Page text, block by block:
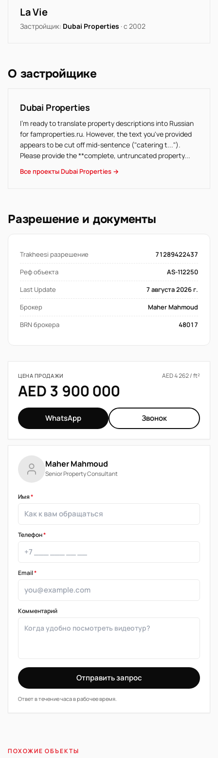
La Vie
Застройщик: Dubai Properties · с 2002
О застройщике
Dubai Properties
I'm ready to translate property descriptions into Russian
for famproperties.ru. However, the text you've provided
appears to be cut off mid-sentence ("catering t...").
Please provide the **complete, untruncated property...
Все проекты Dubai Properties →
Разрешение и документы
Trakheesi разрешение
71289422437
Реф объекта
AS-112250
Last Update
7 августа 2026 г.
Брокер
Maher Mahmoud
BRN брокера
48017
ЦЕНА ПРОДАЖИ AED 4 262 / ft²
AED 3 900 000
WhatsApp Звонок
Maher Mahmoud
Senior Property Consultant
Имя*
Телефон*
Email*
Комментарий
Отправить запрос
Ответ в течение часа в рабочее время.
ПОХОЖИЕ ОБЪЕКТЫ